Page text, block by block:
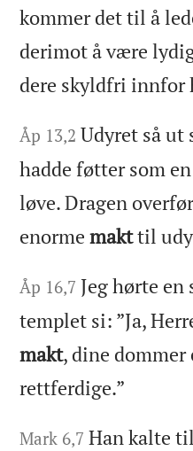
kommer det til å
derimot å være
dere skyldfri innfor
Åp 13,2 Udyret så ut
hadde føtter som
løve. Dragen
enormemakttil
Åp 16,7 Jeg hørte
templet si: ”Ja,
makt, dine dommer
rettferdige.”
Mark 6,7 Han kalte